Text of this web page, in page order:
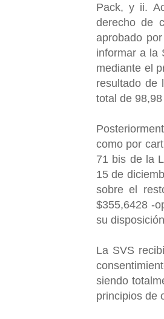
Pack, y ii.
derecho de
aprobado
informar a la
mediante el
resultado de
total de
como por
71 bis de la
15 de
sobre el
$355,6428 -
su
La SVS
siendo
principios de